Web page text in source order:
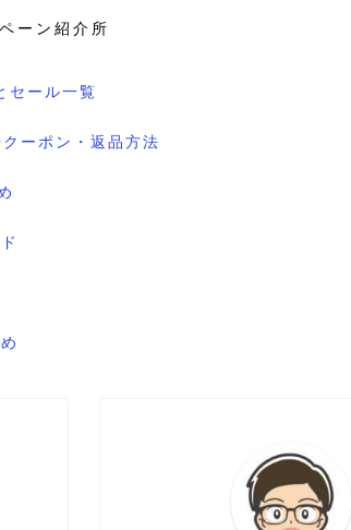
ーン紹介所
セール一覧
ーポン・返品方法